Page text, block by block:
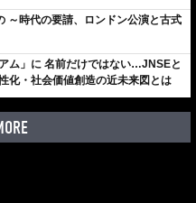
～時代の要請、ロンドン公演と古式
ム」に 名前だけではない…JNSEと
化・社会価値創造の近未来図とは